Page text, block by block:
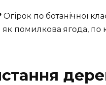
Огірок по ботанічної
як помилкова ягода, по